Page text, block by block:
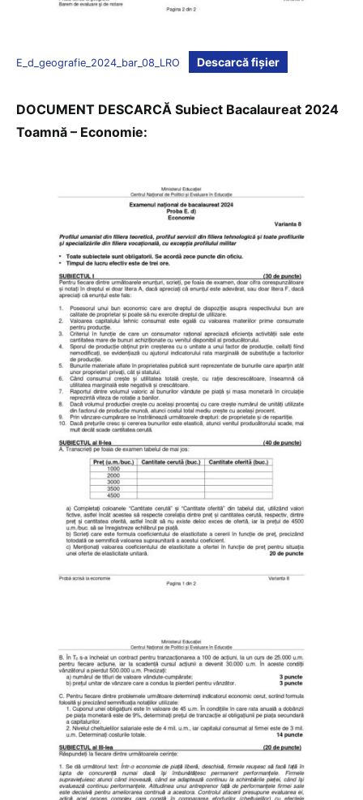
E_d_geografie_2024_bar_08_LRO Descarcă fișier
DOCUMENT DESCARCĂ Subiect Bacalaureat 2024
Toamnă – Economie: